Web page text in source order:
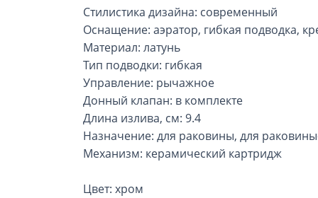
Стилистика дизайна: современный
Оснащение: аэратор, гибкая подводка,
Материал: латунь
Тип подводки: гибкая
Управление: рычажное
Донный клапан: в комплекте
Длина излива, см: 9.4
Назначение: для раковины, для
Механизм: керамический картридж
Цвет: хром